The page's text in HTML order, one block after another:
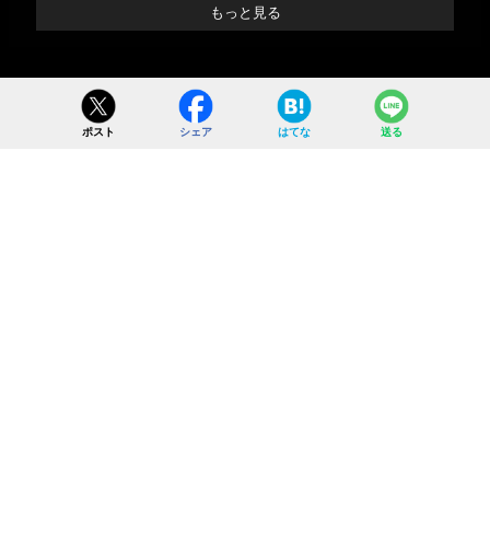
もっと見る
ポスト シェア はてな 送る